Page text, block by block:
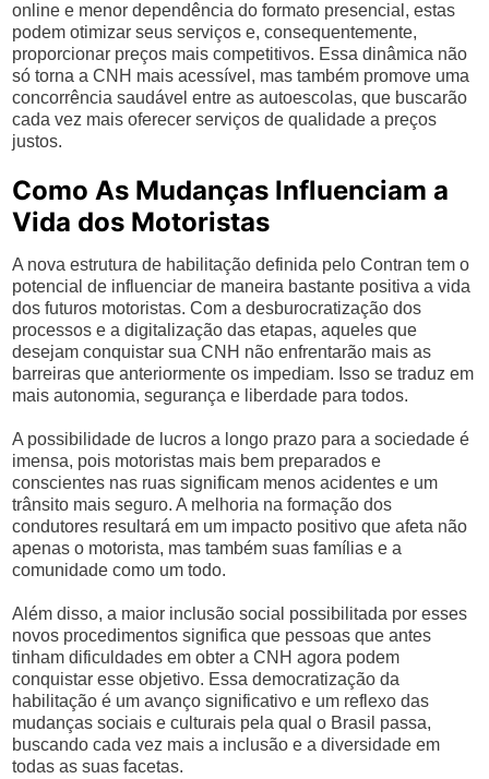
online e menor dependência do formato presencial, estas
podem otimizar seus serviços e, consequentemente,
proporcionar preços mais competitivos. Essa dinâmica não
só torna a CNH mais acessível, mas também promove uma
concorrência saudável entre as autoescolas, que buscarão
cada vez mais oferecer serviços de qualidade a preços
justos.
Como As Mudanças Influenciam a
Vida dos Motoristas
A nova estrutura de habilitação definida pelo Contran tem o
potencial de influenciar de maneira bastante positiva a vida
dos futuros motoristas. Com a desburocratização dos
processos e a digitalização das etapas, aqueles que
desejam conquistar sua CNH não enfrentarão mais as
barreiras que anteriormente os impediam. Isso se traduz em
mais autonomia, segurança e liberdade para todos.
A possibilidade de lucros a longo prazo para a sociedade é
imensa, pois motoristas mais bem preparados e
conscientes nas ruas significam menos acidentes e um
trânsito mais seguro. A melhoria na formação dos
condutores resultará em um impacto positivo que afeta não
apenas o motorista, mas também suas famílias e a
comunidade como um todo.
Além disso, a maior inclusão social possibilitada por esses
novos procedimentos significa que pessoas que antes
tinham dificuldades em obter a CNH agora podem
conquistar esse objetivo. Essa democratização da
habilitação é um avanço significativo e um reflexo das
mudanças sociais e culturais pela qual o Brasil passa,
buscando cada vez mais a inclusão e a diversidade em
todas as suas facetas.